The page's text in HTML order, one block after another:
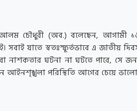
আলম চৌধুরী (অব.) বলেছেন, আগামী
সবাই যাতে স্বতঃস্ফূর্তভাবে এ জাতীয়
নাশকতার ঘটনা না ঘটতে পারে, সে
আইনশৃঙ্খলা পরিস্থিতি আগের চেয়ে